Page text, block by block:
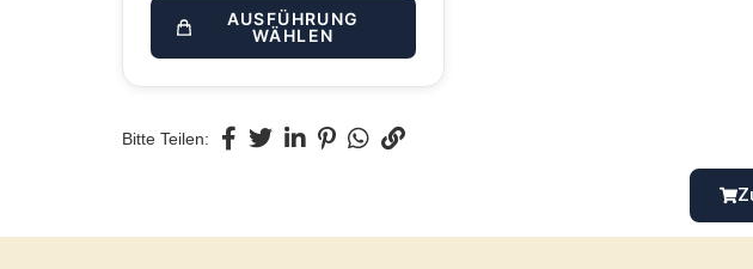
AUSFÜHRUNG
WÄHLEN
Bitte Teilen: